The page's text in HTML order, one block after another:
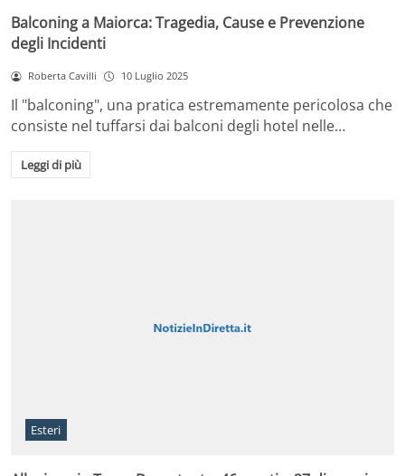
Balconing a Maiorca: Tragedia, Cause e Prevenzione
degli Incidenti
Roberta Cavilli 10 Luglio 2025
Il "balconing", una pratica estremamente pericolosa che
consiste nel tuffarsi dai balconi degli hotel nelle…
Leggi di più
Esteri